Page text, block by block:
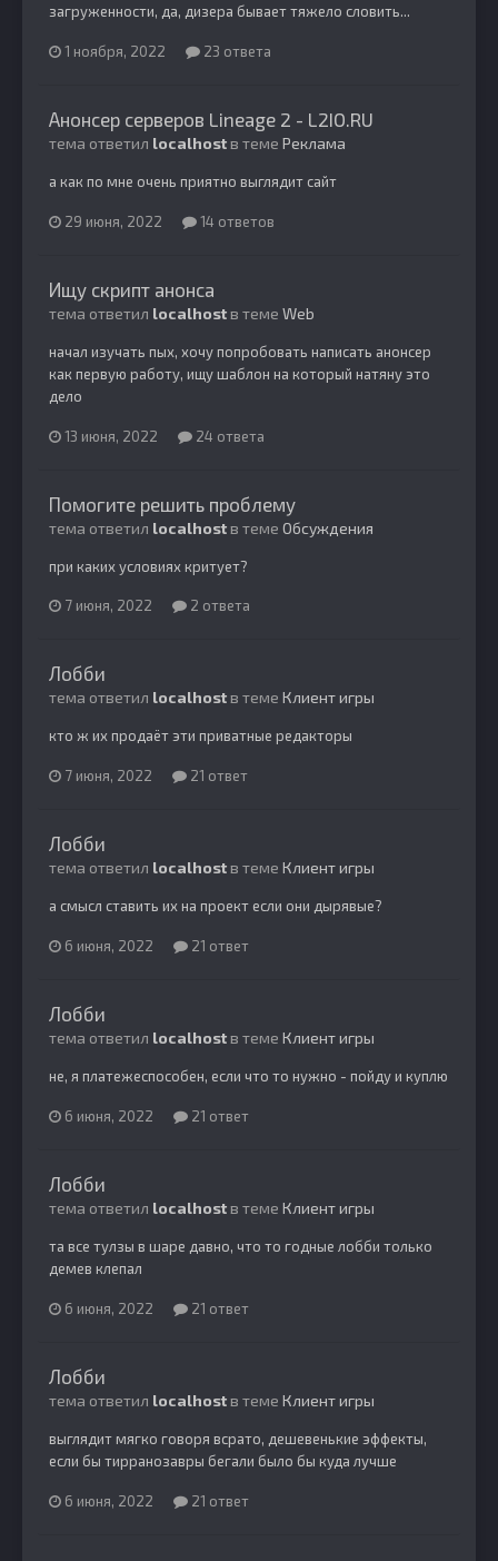
загруженности, да, дизера бывает тяжело словить...
1 ноября, 2022 23 ответа
Анонсер серверов Lineage 2 - L2IO.RU
тема ответил localhostв теме Реклама
а как по мне очень приятно выглядит сайт
29 июня, 2022 14 ответов
Ищу скрипт анонса
тема ответил localhostв теме Web
начал изучать пых, хочу попробовать написать анонсер
как первую работу, ищу шаблон на который натяну это
дело
13 июня, 2022 24 ответа
Помогите решить проблему
тема ответил localhostв теме Обсуждения
при каких условиях критует?
7 июня, 2022 2 ответа
Лобби
тема ответил localhostв теме Клиент игры
кто ж их продаёт эти приватные редакторы
7 июня, 2022 21 ответ
Лобби
тема ответил localhostв теме Клиент игры
а смысл ставить их на проект если они дырявые?
6 июня, 2022 21 ответ
Лобби
тема ответил localhostв теме Клиент игры
не, я платежеспособен, если что то нужно - пойду и куплю
6 июня, 2022 21 ответ
Лобби
тема ответил localhostв теме Клиент игры
та все тулзы в шаре давно, что то годные лобби только
демев клепал
6 июня, 2022 21 ответ
Лобби
тема ответил localhostв теме Клиент игры
выглядит мягко говоря всрато, дешевенькие эффекты,
если бы тирранозавры бегали было бы куда лучше
6 июня, 2022 21 ответ